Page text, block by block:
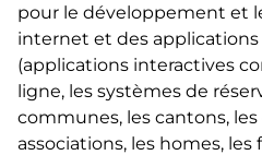
pour le développement et
internet et des
(applications interactives
ligne, les systèmes de
communes, les cantons, les
associations, les homes, les